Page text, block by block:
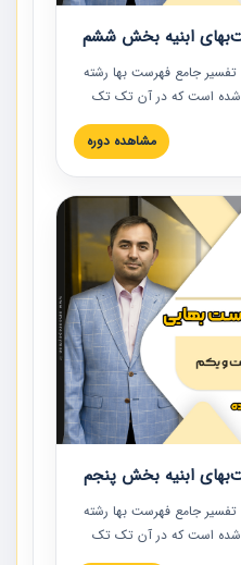
ابنیه بخش ششم
تفسیر جامع فهرست بها رشته
شده است که در آن تک تک
و ارائه شده است. این
به همراه تصاویر عملیات
مدیر پروژه مهندسی
ابنیه ارائه شده و به تمام
در حال فعالیت هستند حتما
استفاده نمایند.
مشاهده دوره
ابنیه بخش پنجم
تفسیر جامع فهرست بها رشته
شده است که در آن تک تک
و ارائه شده است. این